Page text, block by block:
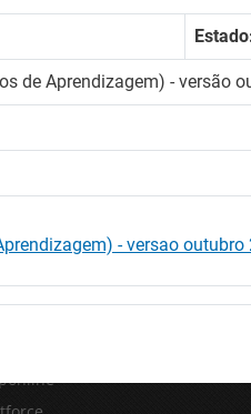
de Aprendizagem) - versão
- versao